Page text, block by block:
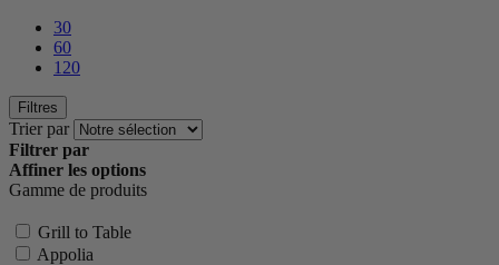
30
60
120
Filtres
Trier par
Filtrer par
Affiner les options
Gamme de produits
Grill to Table
Appolia